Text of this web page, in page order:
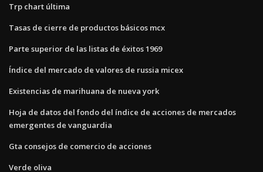
Trp chart última
Tasas de cierre de productos básicos mcx
Parte superior de las listas de éxitos 1969
Índice del mercado de valores de russia micex
Existencias de marihuana de nueva york
Hoja de datos del fondo del índice de acciones de mercados
emergentes de vanguardia
Gta consejos de comercio de acciones
Verde oliva